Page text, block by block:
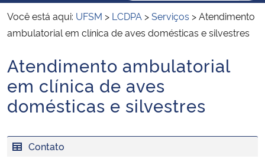
Ministério das Relações Exteriores
Ministério da Infraestrutura
Ministério da Agricultura, Pecuária e Abastecimento
Ministério da Educação
Você está aqui: UFSM > LCDPA >Serviços >Atendimento
ambulatorial em clínica de aves domésticas e silvestres
Início do conteúdo
Atendimento ambulatorial
em clínica de aves
domésticas e silvestres
Contato